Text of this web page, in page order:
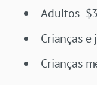
Adultos-
Crianças e
Crianças